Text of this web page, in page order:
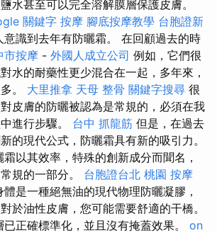
水甚至可以完全溶解膜層保護皮膚。
關鍵字 按摩 腳底按摩教學 台胞證新
意識到去年有防曬霜。 在回顧過去的時
市按摩 - 外國人成立公司 例如，它們很
水的耐藥性更少混合在一起，多年來，
。 大里推拿 天母 整骨 關鍵字搜尋 很
皮膚的防曬被認為是常規的，必須在我
進行步驟。 台中 抓龍筋 但是，在過去
的現代公式，防曬霜具有新的吸引力。
霜以其效率，特殊的創新成分而聞名，
規的一部分。 台胞證台北 桃園 按摩
體是一種絕無油的現代物理防曬凝膠，
於油性皮膚，您可能需要舒適的干橋。
正確標準化，並且沒有掩蓋效果。 on